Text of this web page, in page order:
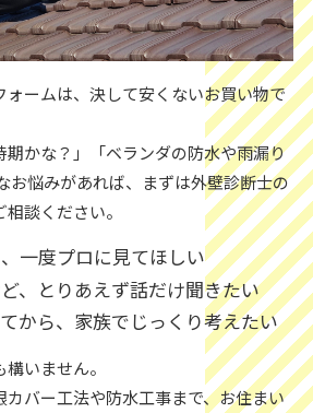
ォームは、決して安くないお買い物で
期かな？」「ベランダの防水や雨漏り
お悩みがあれば、まずは外壁診断士の
談ください。
一度プロに見てほしい
、とりあえず話だけ聞きたい
から、家族でじっくり考えたい
いません。
バー工法や防水工事まで、お住まい